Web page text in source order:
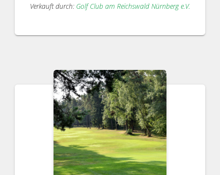
Verkauft durch: Golf Club am Reichswald Nürnberg e.V.